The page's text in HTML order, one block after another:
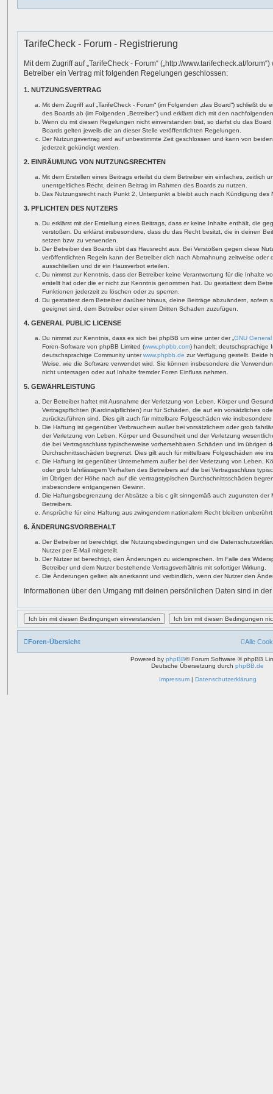
TarifeCheck - Forum - Registrierung
Mit dem Zugriff auf „TarifeCheck - Forum“ („http://www.tarifecheck.at/
Betreiber ein Vertrag mit folgenden Regelungen geschlossen:
1. NUTZUNGSVERTRAG
Mit dem Zugriff auf „TarifeCheck - Forum“ (im Folgenden „das Board“) schließt
des Boards ab (im Folgenden „Betreiber“) und erklärst dich mit den
Wenn du mit diesen Regelungen nicht einverstanden bist, so darfst du das
Boards gelten jeweils die an dieser Stelle veröffentlichten Regelungen.
Der Nutzungsvertrag wird auf unbestimmte Zeit geschlossen und kann von
jederzeit gekündigt werden.
2. EINRÄUMUNG VON NUTZUNGSRECHTEN
Mit dem Erstellen eines Beitrags erteilst du dem Betreiber ein einfaches, zeitlich
unentgeltliches Recht, deinen Beitrag im Rahmen des Boards zu nutzen.
Das Nutzungsrecht nach Punkt 2, Unterpunkt a bleibt auch nach Kündigung des
3. PFLICHTEN DES NUTZERS
Du erklärst mit der Erstellung eines Beitrags, dass er keine Inhalte enthält, die
verstoßen. Du erklärst insbesondere, dass du das Recht besitzt, die in deinen
setzen bzw. zu verwenden.
Der Betreiber des Boards übt das Hausrecht aus. Bei Verstößen gegen diese
veröffentlichten Regeln kann der Betreiber dich nach Abmahnung zeitweise
ausschließen und dir ein Hausverbot erteilen.
Du nimmst zur Kenntnis, dass der Betreiber keine Verantwortung für die Inhalte
erstellt hat oder die er nicht zur Kenntnis genommen hat. Du gestattest dem
Funktionen jederzeit zu löschen oder zu sperren.
Du gestattest dem Betreiber darüber hinaus, deine Beiträge abzuändern, sofern
geeignet sind, dem Betreiber oder einem Dritten Schaden zuzufügen.
4. GENERAL PUBLIC LICENSE
Du nimmst zur Kenntnis, dass es sich bei phpBB um eine unter der „ GNU
Foren-Software von phpBB Limited (www.phpbb.com) handelt; deutschsprachige
deutschsprachige Community unterwww.phpbb.de zur Verfügung gestellt. Beide
Weise, wie die Software verwendet wird. Sie können insbesondere die
nicht untersagen oder auf Inhalte fremder Foren Einfluss nehmen.
5. GEWÄHRLEISTUNG
Der Betreiber haftet mit Ausnahme der Verletzung von Leben, Körper und
Vertragspflichten (Kardinalpflichten) nur für Schäden, die auf ein vorsätzliches
zurückzuführen sind. Dies gilt auch für mittelbare Folgeschäden wie
Die Haftung ist gegenüber Verbrauchern außer bei vorsätzlichem oder grob
der Verletzung von Leben, Körper und Gesundheit und der Verletzung
die bei Vertragsschluss typischerweise vorhersehbaren Schäden und im übrigen
Durchschnittsschäden begrenzt. Dies gilt auch für mittelbare Folgeschäden wie
Die Haftung ist gegenüber Unternehmern außer bei der Verletzung von Leben,
oder grob fahrlässigem Verhalten des Betreibers auf die bei Vertragsschluss
im Übrigen der Höhe nach auf die vertragstypischen Durchschnittsschäden
insbesondere entgangenen Gewinn.
Die Haftungsbegrenzung der Absätze a bis c gilt sinngemäß auch zugunsten der
Betreibers.
Ansprüche für eine Haftung aus zwingendem nationalem Recht bleiben
6. ÄNDERUNGSVORBEHALT
Der Betreiber ist berechtigt, die Nutzungsbedingungen und die
Nutzer per E-Mail mitgeteilt.
Der Nutzer ist berechtigt, den Änderungen zu widersprechen. Im Falle des
Betreiber und dem Nutzer bestehende Vertragsverhältnis mit sofortiger Wirkung.
Die Änderungen gelten als anerkannt und verbindlich, wenn der Nutzer den
Informationen über den Umgang mit deinen persönlichen Daten sind in
Foren-Übersicht Alle
Powered by phpBB® Forum Software © phpBB
Deutsche Übersetzung durch phpBB.de
Impressum| Datenschutzerklärung